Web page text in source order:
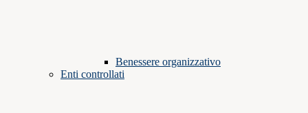
Benessere organizzativo
Enti controllati